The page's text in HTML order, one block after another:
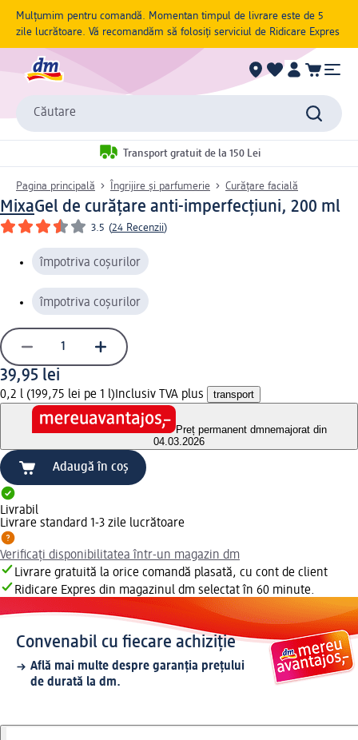
Mulțumim pentru comandă. Momentan timpul de livrare este de 5
zile lucrătoare. Vă recomandăm să folosiți serviciul de Ridicare Expres
Căutare
Transport gratuit de la 150 Lei
Pagina principală Îngrijire și parfumerie Curățare facială
MixaGel de curățare anti-imperfecțiuni, 200 ml
3.5 (24 Recenzii)
împotriva coșurilor
împotriva coșurilor
39,95 lei
0,2 l (199,75 lei pe 1 l) Inclusiv TVA plus transport
Preț permanent dmnemajorat din
04.03.2026
Adaugă în coș
Livrabil
Livrare standard 1-3 zile lucrătoare
Verificați disponibilitatea într-un magazin dm
Livrare gratuită la orice comandă plasată, cu cont de client
Ridicare Expres din magazinul dm selectat în 60 minute.
Convenabil cu fiecare achiziție
Află mai multe despre garanția prețului
de durată la dm.